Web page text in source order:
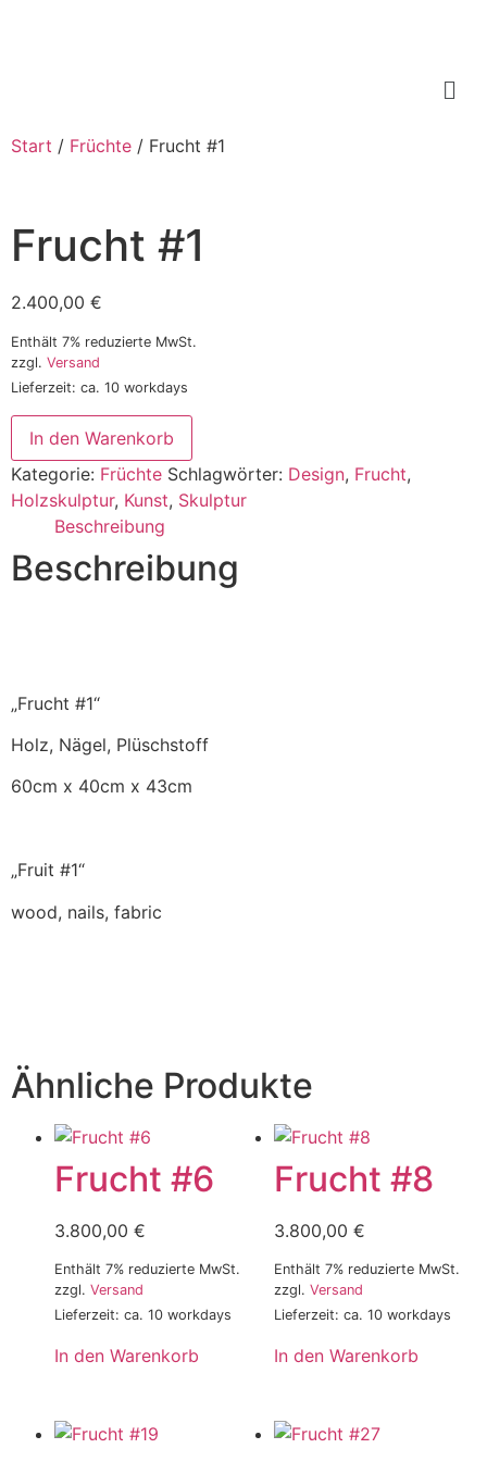
Start / Früchte / Frucht #1
Frucht #1
2.400,00 €
Enthält 7% reduzierte MwSt.
zzgl. Versand
Lieferzeit: ca. 10 workdays
In den Warenkorb
Kategorie: Früchte Schlagwörter: Design, Frucht,
Holzskulptur, Kunst, Skulptur
Beschreibung
Beschreibung
„Frucht #1“
Holz, Nägel, Plüschstoff
60cm x 40cm x 43cm
„Fruit #1“
wood, nails, fabric
Ähnliche Produkte
Frucht #6
3.800,00 €
Enthält 7% reduzierte MwSt.
zzgl. Versand
Lieferzeit: ca. 10 workdays
In den Warenkorb
Frucht #8
3.800,00 €
Enthält 7% reduzierte MwSt.
zzgl. Versand
Lieferzeit: ca. 10 workdays
In den Warenkorb